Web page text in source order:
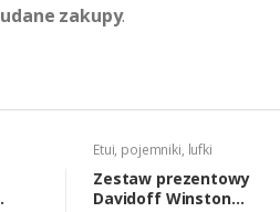
udane zakupy.
Etui, pojemniki, lufki
Zestaw prezentowy
Davidoff Winston